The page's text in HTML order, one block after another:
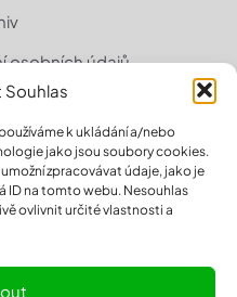
Souhlas
k ukládání a/nebo
jako jsou soubory cookies.
zpracovávat údaje, jako je
ID na tomto webu. Nesouhlas
ovlivnit určité vlastnosti a
osobních údajů
(EU)